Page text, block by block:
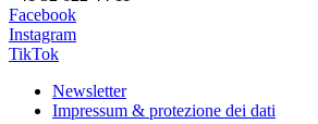
Facebook
Instagram
TikTok
Newsletter
Impressum & protezione dei dati